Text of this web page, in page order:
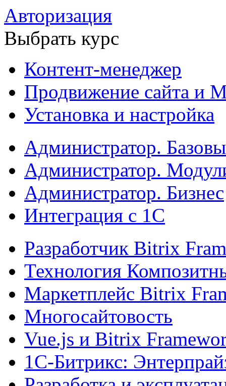
Авторизация
Выбрать курс
Контент-менеджер
Продвижение сайта и
Установка и настройка
Администратор.
Администратор.
Администратор. Бизнес
Интеграция с 1С
Разработчик Bitrix
Технология
Маркетплейс Bitrix
Многосайтовость
Vue.js и Bitrix
1С-Битрикс: